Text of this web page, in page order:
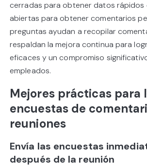
cerradas para obtener datos rápidos
abiertas para obtener comentarios
preguntas ayudan a recopilar
respaldan la mejora continua para
eficaces y un compromiso
empleados.
Mejores prácticas para
encuestas de
reuniones
Envía las encuestas
después de la reunión